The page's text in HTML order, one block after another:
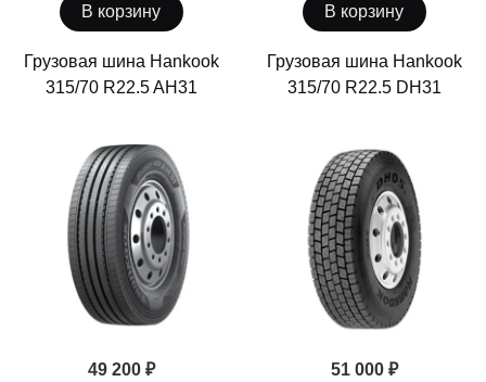
В корзину
Грузовая шина Hankook
315/70 R22.5 AH31
В корзину
Грузовая шина Hankook
315/70 R22.5 DH31
49 200 ₽ 51 000 ₽